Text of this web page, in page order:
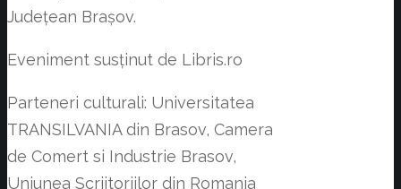
Județean Brașov.
Eveniment susținut de Libris.ro
Parteneri culturali: Universitatea
TRANSILVANIA din Brasov, Camera
de Comert si Industrie Brasov,
Uniunea Scriitoriilor din Romania